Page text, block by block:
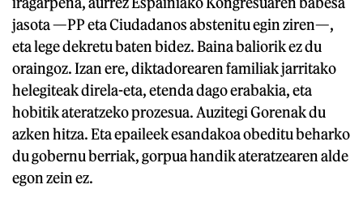
jasota —PP eta Ciudadanos abstenitu egin ziren—,
eta lege dekretu baten bidez. Baina baliorik ez du
oraingoz. Izan ere, diktadorearen familiak jarritako
helegiteak direla-eta, etenda dago erabakia, eta
hobitik ateratzeko prozesua. Auzitegi Gorenak du
azken hitza. Eta epaileek esandakoa obeditu beharko
du gobernu berriak, gorpua handik ateratzearen alde
egon zein ez.